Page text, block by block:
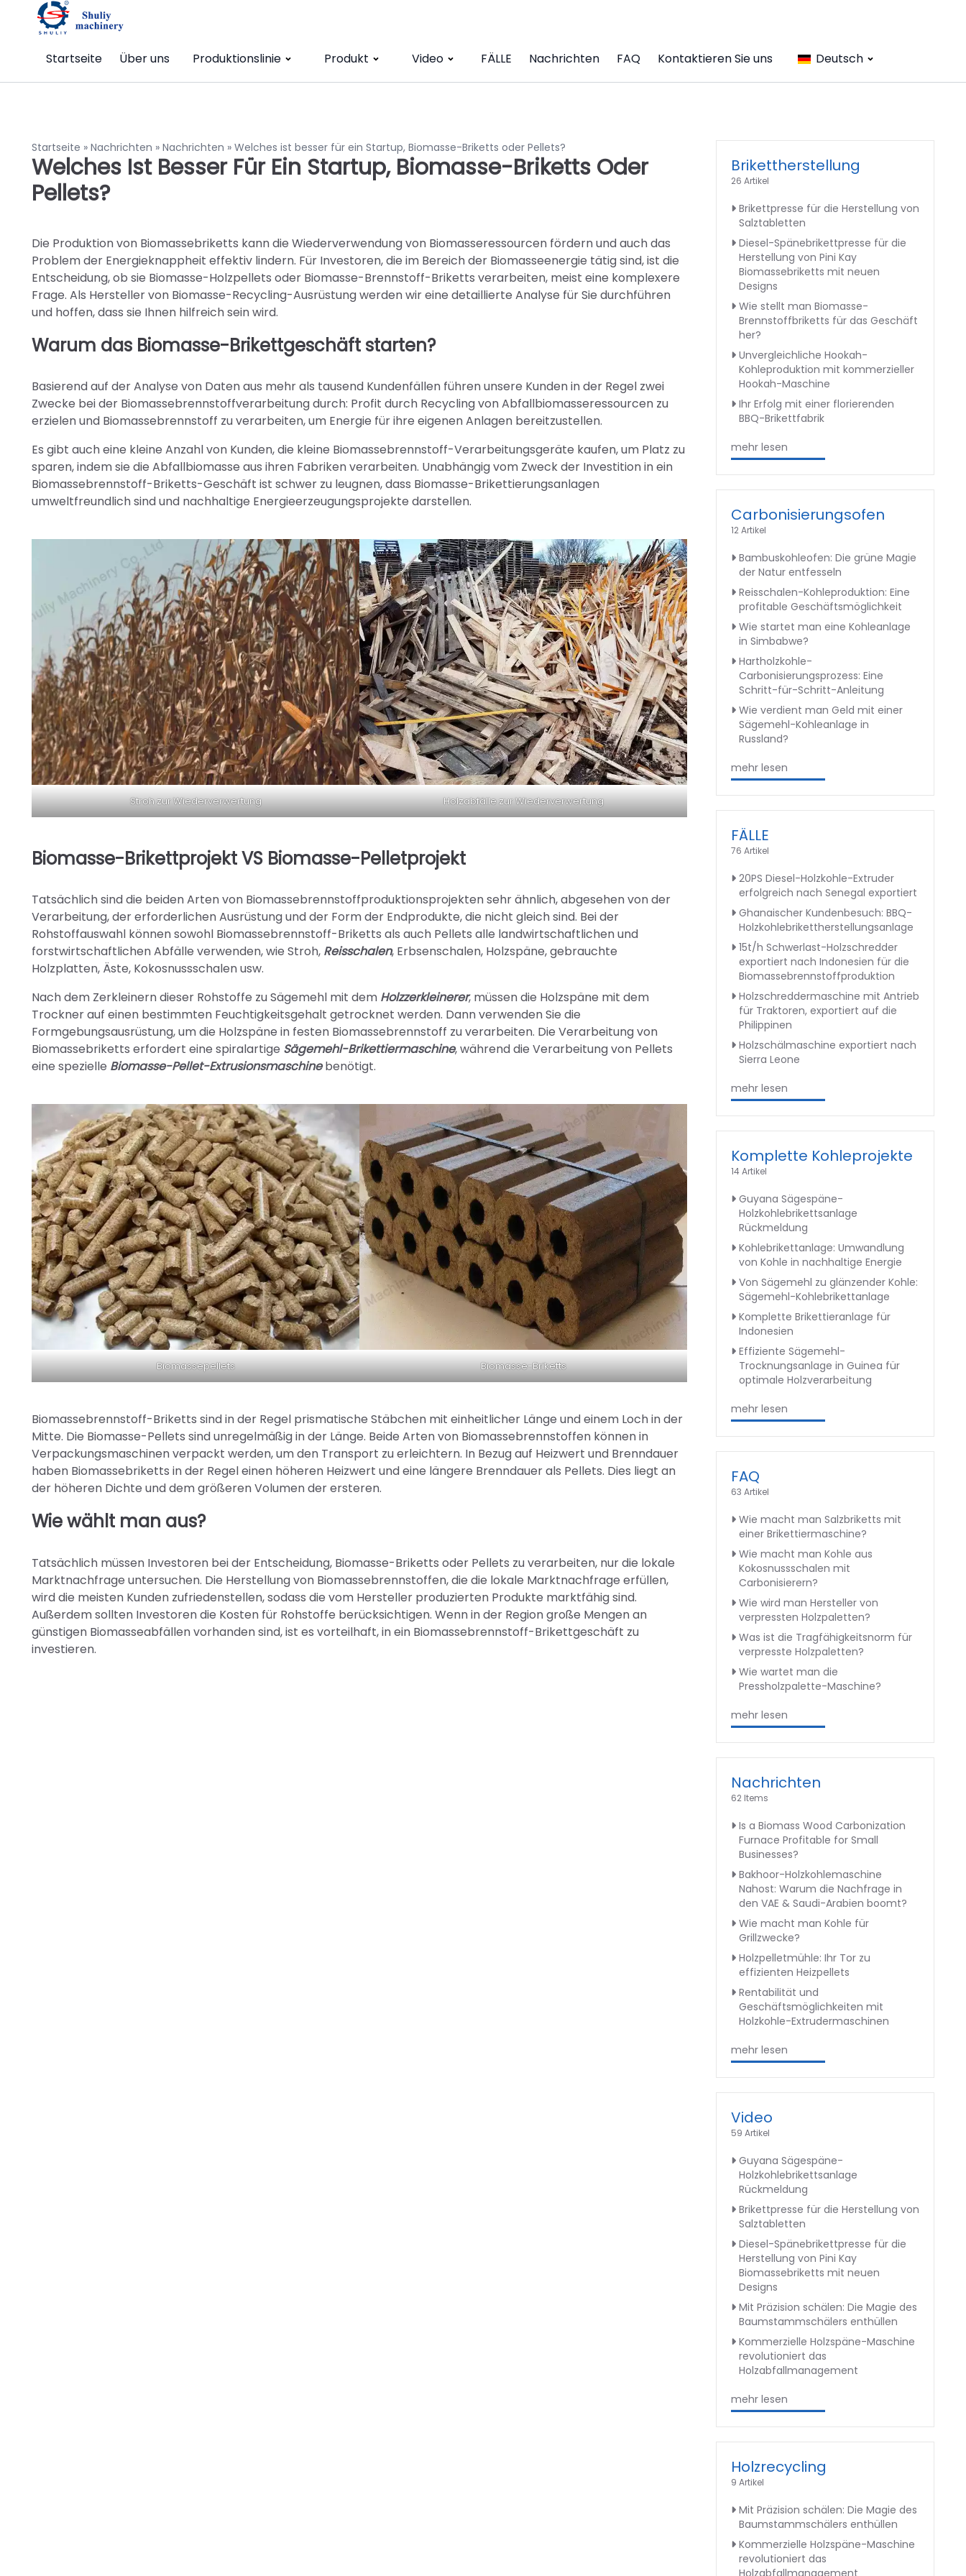
Startseite Über uns Produktionslinie Produkt Video FÄLLE Nachrichten FAQ Kontaktieren Sie uns Deutsch
Startseite » Nachrichten » Nachrichten » Welches ist besser für ein Startup, Biomasse-Briketts oder Pellets?
Welches Ist Besser Für Ein Startup, Biomasse-Briketts Oder
Pellets?
Die Produktion von Biomassebriketts kann die Wiederverwendung von Biomasseressourcen fördern und auch das
Problem der Energieknappheit effektiv lindern. Für Investoren, die im Bereich der Biomasseenergie tätig sind, ist die
Entscheidung, ob sie Biomasse-Holzpellets oder Biomasse-Brennstoff-Briketts verarbeiten, meist eine komplexere
Frage. Als Hersteller von Biomasse-Recycling-Ausrüstung werden wir eine detaillierte Analyse für Sie durchführen
und hoffen, dass sie Ihnen hilfreich sein wird.
Warum das Biomasse-Brikettgeschäft starten?
Basierend auf der Analyse von Daten aus mehr als tausend Kundenfällen führen unsere Kunden in der Regel zwei
Zwecke bei der Biomassebrennstoffverarbeitung durch: Profit durch Recycling von Abfallbiomasseressourcen zu
erzielen und Biomassebrennstoff zu verarbeiten, um Energie für ihre eigenen Anlagen bereitzustellen.
Es gibt auch eine kleine Anzahl von Kunden, die kleine Biomassebrennstoff-Verarbeitungsgeräte kaufen, um Platz zu
sparen, indem sie die Abfallbiomasse aus ihren Fabriken verarbeiten. Unabhängig vom Zweck der Investition in ein
Biomassebrennstoff-Briketts-Geschäft ist schwer zu leugnen, dass Biomasse-Brikettierungsanlagen
umweltfreundlich sind und nachhaltige Energieerzeugungsprojekte darstellen.
Stroh zur Wiederverwertung Holzabfälle zur Wiederverwertung
Biomasse-Brikettprojekt VS Biomasse-Pelletprojekt
Tatsächlich sind die beiden Arten von Biomassebrennstoffproduktionsprojekten sehr ähnlich, abgesehen von der
Verarbeitung, der erforderlichen Ausrüstung und der Form der Endprodukte, die nicht gleich sind. Bei der
Rohstoffauswahl können sowohl Biomassebrennstoff-Briketts als auch Pellets alle landwirtschaftlichen und
forstwirtschaftlichen Abfälle verwenden, wie Stroh, Reisschalen, Erbsenschalen, Holzspäne, gebrauchte
Holzplatten, Äste, Kokosnussschalen usw.
Nach dem Zerkleinern dieser Rohstoffe zu Sägemehl mit dem Holzzerkleinerer, müssen die Holzspäne mit dem
Trockner auf einen bestimmten Feuchtigkeitsgehalt getrocknet werden. Dann verwenden Sie die
Formgebungsausrüstung, um die Holzspäne in festen Biomassebrennstoff zu verarbeiten. Die Verarbeitung von
Biomassebriketts erfordert eine spiralartige Sägemehl-Brikettiermaschine, während die Verarbeitung von Pellets
eine spezielle Biomasse-Pellet-Extrusionsmaschinebenötigt.
Biomassepellets Biomasse-Briketts
Biomassebrennstoff-Briketts sind in der Regel prismatische Stäbchen mit einheitlicher Länge und einem Loch in der
Mitte. Die Biomasse-Pellets sind unregelmäßig in der Länge. Beide Arten von Biomassebrennstoffen können in
Verpackungsmaschinen verpackt werden, um den Transport zu erleichtern. In Bezug auf Heizwert und Brenndauer
haben Biomassebriketts in der Regel einen höheren Heizwert und eine längere Brenndauer als Pellets. Dies liegt an
der höheren Dichte und dem größeren Volumen der ersteren.
Wie wählt man aus?
Tatsächlich müssen Investoren bei der Entscheidung, Biomasse-Briketts oder Pellets zu verarbeiten, nur die lokale
Marktnachfrage untersuchen. Die Herstellung von Biomassebrennstoffen, die die lokale Marktnachfrage erfüllen,
wird die meisten Kunden zufriedenstellen, sodass die vom Hersteller produzierten Produkte marktfähig sind.
Außerdem sollten Investoren die Kosten für Rohstoffe berücksichtigen. Wenn in der Region große Mengen an
günstigen Biomasseabfällen vorhanden sind, ist es vorteilhaft, in ein Biomassebrennstoff-Brikettgeschäft zu
investieren.
Brikettherstellung
26 Artikel
Brikettpresse für die Herstellung von
Salztabletten
Diesel-Spänebrikettpresse für die
Herstellung von Pini Kay
Biomassebriketts mit neuen
Designs
Wie stellt man Biomasse-
Brennstoffbriketts für das Geschäft
her?
Unvergleichliche Hookah-
Kohleproduktion mit kommerzieller
Hookah-Maschine
Ihr Erfolg mit einer florierenden
BBQ-Brikettfabrik
mehr lesen
Carbonisierungsofen
12 Artikel
Bambuskohleofen: Die grüne Magie
der Natur entfesseln
Reisschalen-Kohleproduktion: Eine
profitable Geschäftsmöglichkeit
Wie startet man eine Kohleanlage
in Simbabwe?
Hartholzkohle-
Carbonisierungsprozess: Eine
Schritt-für-Schritt-Anleitung
Wie verdient man Geld mit einer
Sägemehl-Kohleanlage in
Russland?
mehr lesen
FÄLLE
76 Artikel
20PS Diesel-Holzkohle-Extruder
erfolgreich nach Senegal exportiert
Ghanaischer Kundenbesuch: BBQ-
Holzkohlebrikettherstellungsanlage
15t/h Schwerlast-Holzschredder
exportiert nach Indonesien für die
Biomassebrennstoffproduktion
Holzschreddermaschine mit Antrieb
für Traktoren, exportiert auf die
Philippinen
Holzschälmaschine exportiert nach
Sierra Leone
mehr lesen
Komplette Kohleprojekte
14 Artikel
Guyana Sägespäne-
Holzkohlebrikettsanlage
Rückmeldung
Kohlebrikettanlage: Umwandlung
von Kohle in nachhaltige Energie
Von Sägemehl zu glänzender Kohle:
Sägemehl-Kohlebrikettanlage
Komplette Brikettieranlage für
Indonesien
Effiziente Sägemehl-
Trocknungsanlage in Guinea für
optimale Holzverarbeitung
mehr lesen
FAQ
63 Artikel
Wie macht man Salzbriketts mit
einer Brikettiermaschine?
Wie macht man Kohle aus
Kokosnussschalen mit
Carbonisierern?
Wie wird man Hersteller von
verpressten Holzpaletten?
Was ist die Tragfähigkeitsnorm für
verpresste Holzpaletten?
Wie wartet man die
Pressholzpalette-Maschine?
mehr lesen
Nachrichten
62 Items
Is a Biomass Wood Carbonization
Furnace Profitable for Small
Businesses?
Bakhoor-Holzkohlemaschine
Nahost: Warum die Nachfrage in
den VAE & Saudi-Arabien boomt?
Wie macht man Kohle für
Grillzwecke?
Holzpelletmühle: Ihr Tor zu
effizienten Heizpellets
Rentabilität und
Geschäftsmöglichkeiten mit
Holzkohle-Extrudermaschinen
mehr lesen
Video
59 Artikel
Guyana Sägespäne-
Holzkohlebrikettsanlage
Rückmeldung
Brikettpresse für die Herstellung von
Salztabletten
Diesel-Spänebrikettpresse für die
Herstellung von Pini Kay
Biomassebriketts mit neuen
Designs
Mit Präzision schälen: Die Magie des
Baumstammschälers enthüllen
Kommerzielle Holzspäne-Maschine
revolutioniert das
Holzabfallmanagement
mehr lesen
Holzrecycling
9 Artikel
Mit Präzision schälen: Die Magie des
Baumstammschälers enthüllen
Kommerzielle Holzspäne-Maschine
revolutioniert das
Holzabfallmanagement